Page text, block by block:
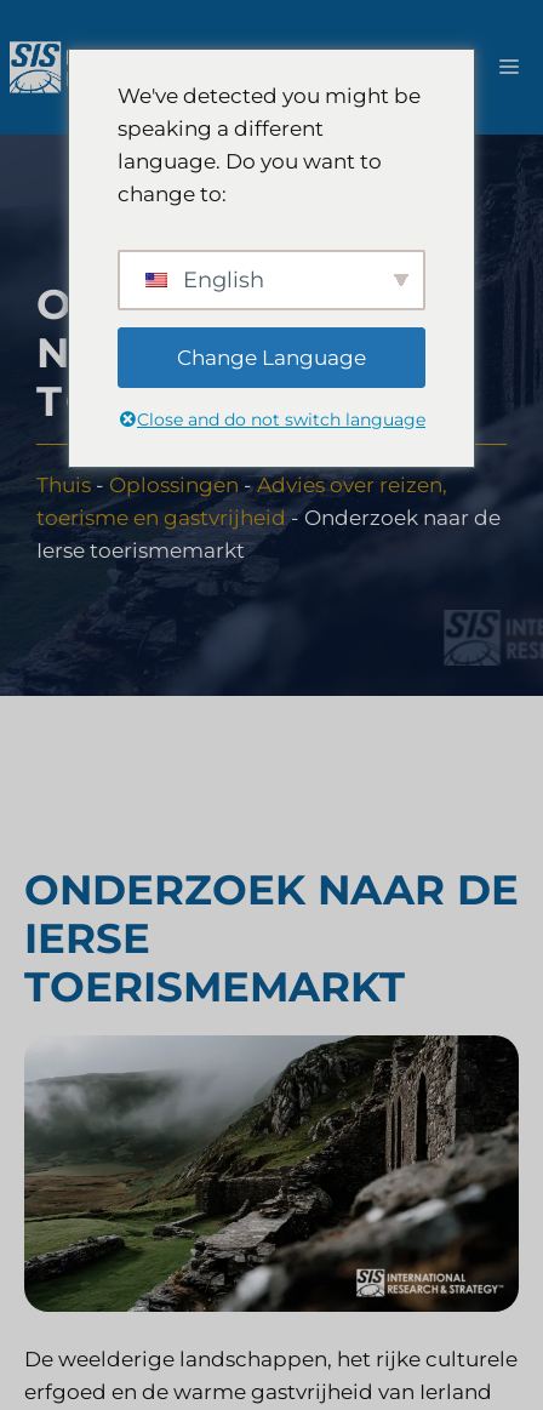
naar
de
ONDERZOEK
NAAR DE IERSE
TOERISMEMARKT
Thuis- Oplossingen -Advies over reizen,
toerisme en gastvrijheid -Onderzoek naar de
Ierse toerismemarkt
ONDERZOEK NAAR DE
IERSE
TOERISMEMARKT
De weelderige landschappen, het rijke culturele
erfgoed en de warme gastvrijheid van Ierland
We've detected you might be
speaking a different
language. Do you want to
change to:
English
Change Language
Close and do not switch language